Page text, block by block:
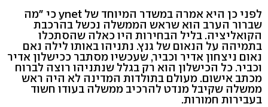
לפני כן היא אמרה במשדר המיוחד של ynet כי "מה
שברור הערב הוא שראש הממשלה נכשל בהרכבת
הקואליציה. בליל הבחירות היו כאלה שהסתכלו
בתמיהה על הנאום של גנץ. נתניהו באותו לילה נאם
נאום ניצחון אדיר וכביר, שעכשיו מסתבר ככישלון אדיר
וכביר. כל הכישלון הוא רק בגלל שנתניהו רוצה לברוח
מכתב אישום. מעולם בתולדות המדינה לא היה ראש
ממשלה שקיבל מנדט להרכיב ממשלה בעודו חשוד
בעבירות חמורות.